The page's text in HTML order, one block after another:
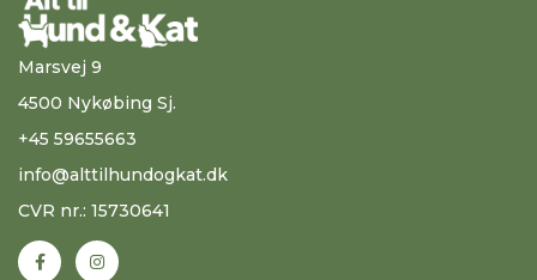
Marsvej 9
4500 Nykøbing Sj.
+45 59655663
info@alttilhundogkat.dk
CVR nr.: 15730641